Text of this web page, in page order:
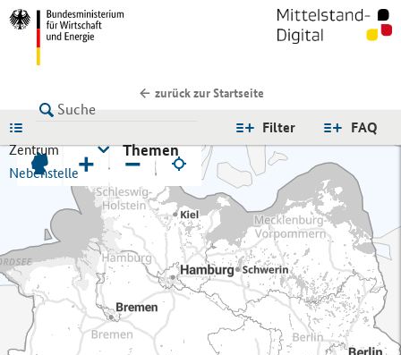
zurück zur Startseite
FAQ
Filter
Zentrum
Nebenstelle
Themen
+ −